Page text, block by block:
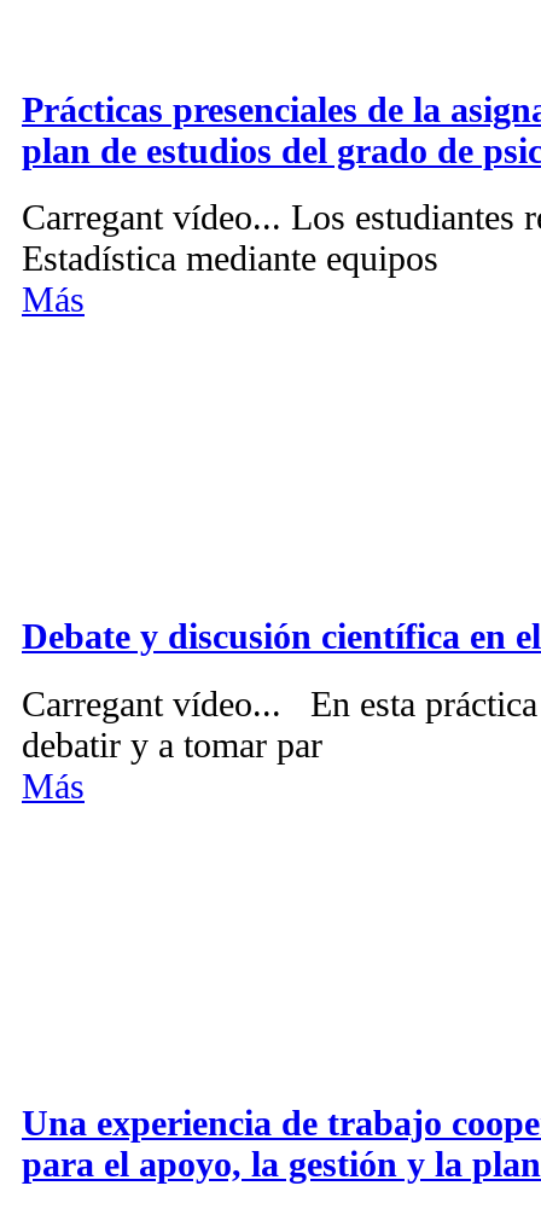
Prácticas presenciales de la
plan de estudios del grado de
Carregant vídeo... Los estudiantes
Estadística mediante equipos
Más
Debate y discusión científica en
Carregant vídeo... En esta
debatir y a tomar par
Más
Una experiencia de trabajo
para el apoyo, la gestión y la